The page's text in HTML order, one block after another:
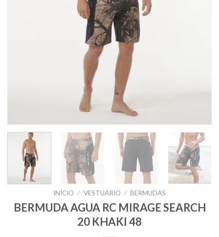
INÍCIO / VESTUÁRIO / BERMUDAS
BERMUDA AGUA RC MIRAGE SEARCH
20 KHAKI 48